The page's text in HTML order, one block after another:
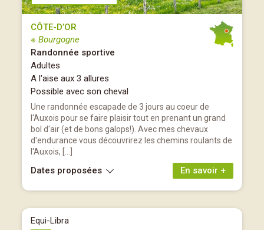
CÔTE-D’OR
※ Bourgogne
Randonnée sportive
Adultes
A l'aise aux 3 allures
Possible avec son cheval
Une randonnée escapade de 3 jours au coeur de
l'Auxois pour se faire plaisir tout en prenant un grand
bol d'air (et de bons galops!). Avec mes chevaux
d'endurance vous découvrirez les chemins roulants de
l'Auxois, […]
En savoir +
Dates proposées
Equi-Libra